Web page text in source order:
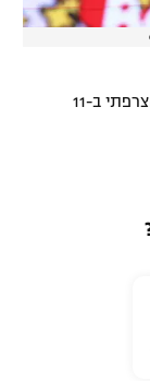
זאת הזכייה השביעית של פריז סן ז'רמן בגביע הצרפתי ב-11